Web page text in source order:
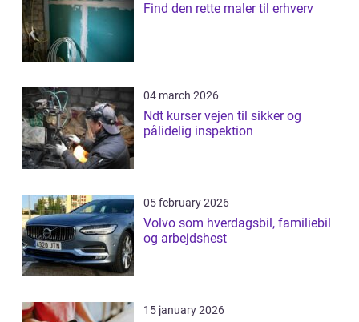
Find den rette maler til erhverv
04 march 2026
Ndt kurser vejen til sikker og
pålidelig inspektion
05 february 2026
Volvo som hverdagsbil, familiebil
og arbejdshest
15 january 2026